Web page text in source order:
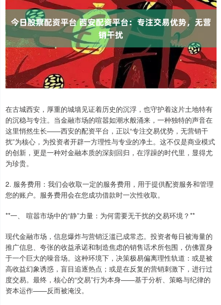
在古城西安，厚重的城墙见证着历史的沉浮，也守护着这片土地特有
的沉稳与专注。当金融市场的喧嚣如潮水般涌来，一种独特的声音在
这里悄然生长——西安的配资平台，正以“专注交易优势，无营销干
扰”为核心，为投资者开辟一方理性与专业的净土。这不仅是商业模式
的创新，更是一种对金融本质的深刻回归，在浮躁的时代里，显得尤
为珍贵。
2. 服务费用：我们会收取一定的服务费用，用于提供配资服务和管理
您的账户。服务费用会在您成功借款时一次性收取。
**一、 喧嚣市场中的“静”力量：为何需要无干扰的交易环境？**
现代金融市场，信息爆炸与营销泛滥已成常态。投资者每日被海量的
推广信息、夸张的收益承诺和制造焦虑的销售话术所包围，仿佛置身
于一个巨大的噪音场。这种环境下，决策极易偏离理性轨道：或是被
高收益幻象诱惑，盲目追逐热点；或是在反复的营销刺激下，进行过
度交易。最终，核心的“交易”行为本身——基于分析、策略与纪律的
资本运作——反而被淹没。